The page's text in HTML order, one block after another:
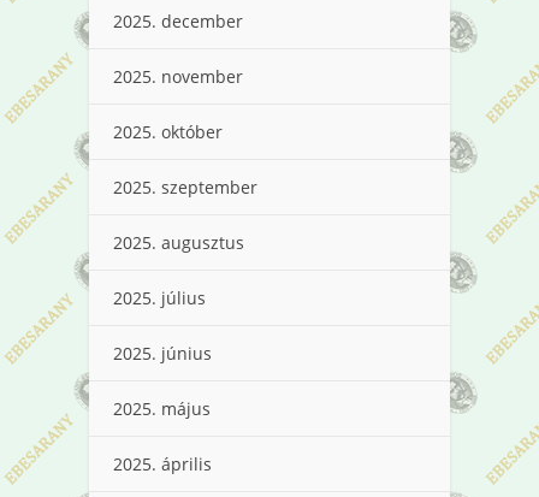
2025. december
2025. november
2025. október
2025. szeptember
2025. augusztus
2025. július
2025. június
2025. május
2025. április